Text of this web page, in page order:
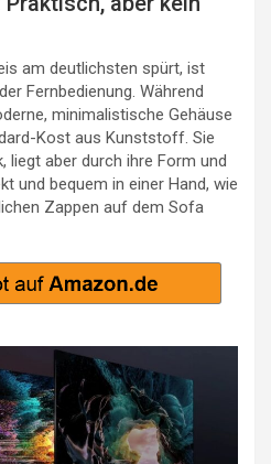
am deutlichsten spürt, ist
Fernbedienung. Während
minimalistische Gehäuse
Kost aus Kunststoff. Sie
aber durch ihre Form und
und bequem in einer Hand, wie
Zappen auf dem Sofa